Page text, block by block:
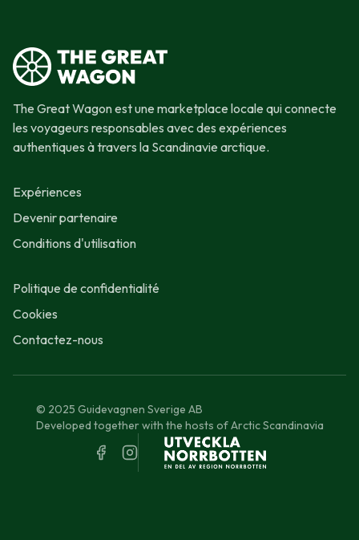
The Great Wagon est une marketplace locale qui connecte
les voyageurs responsables avec des expériences
authentiques à travers la Scandinavie arctique.
Expériences
Devenir partenaire
Conditions d'utilisation
Politique de confidentialité
Cookies
Contactez-nous
© 2025 Guidevagnen Sverige AB
Developed together with the hosts of Arctic Scandinavia